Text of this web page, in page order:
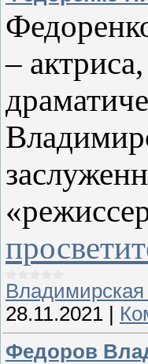
–
28.11.2021
Федоров